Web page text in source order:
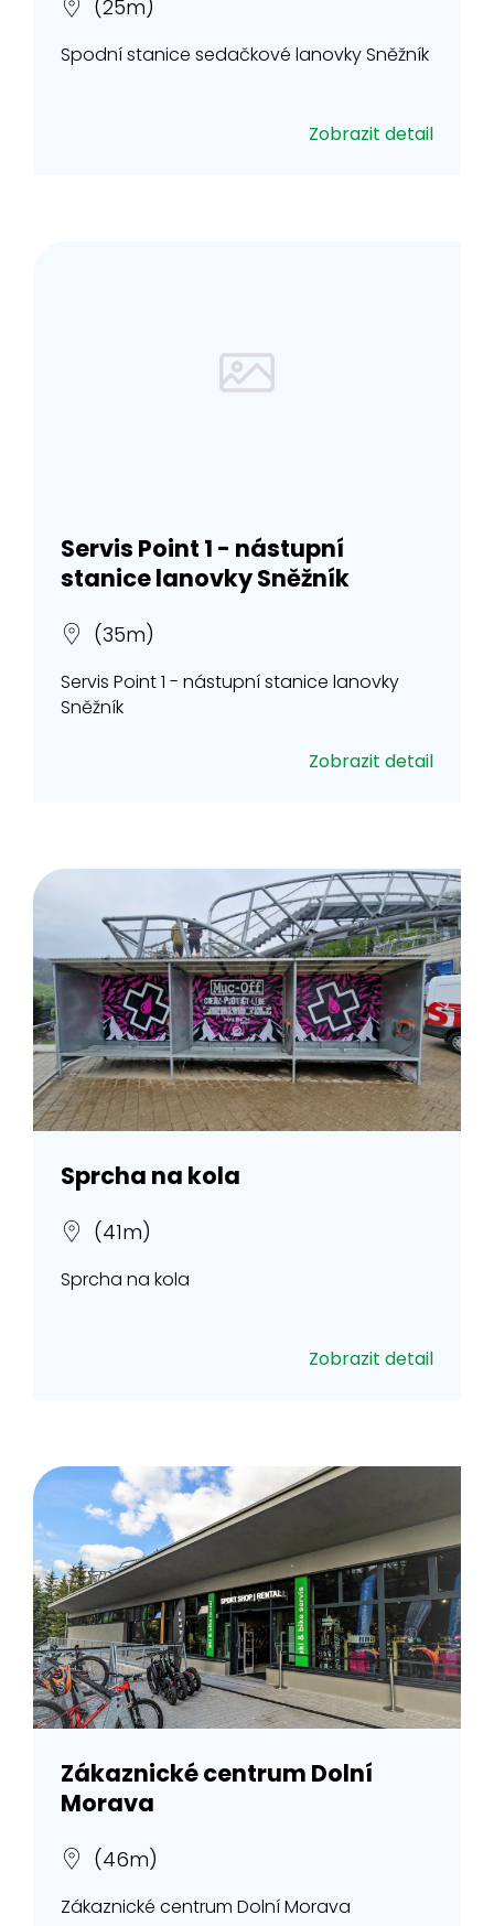
(25m)
Spodní stanice sedačkové lanovky Sněžník
Zobrazit detail
Servis Point 1 - nástupní
stanice lanovky Sněžník
(35m)
Servis Point 1 - nástupní stanice lanovky
Sněžník
Zobrazit detail
Sprcha na kola
(41m)
Sprcha na kola
Zobrazit detail
Zákaznické centrum Dolní
Morava
(46m)
Zákaznické centrum Dolní Morava